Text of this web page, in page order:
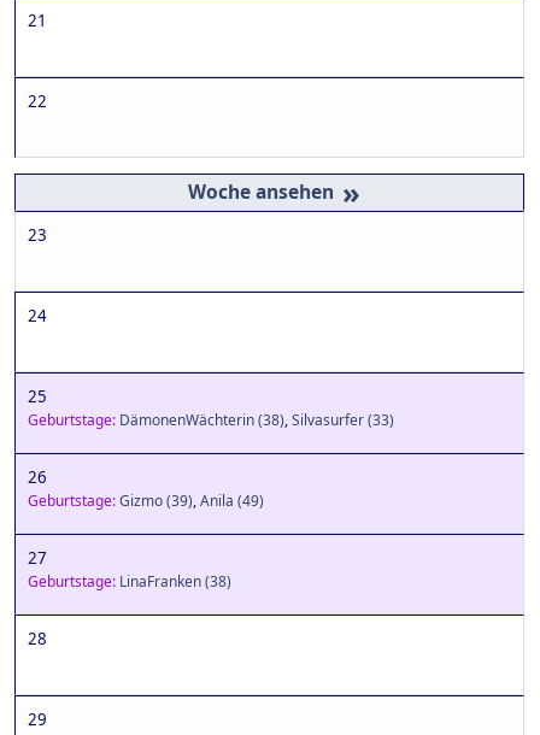
21
22
»
23
24
25
Geburtstage: DämonenWächterin(38),Silvasurfer(33)
26
Geburtstage:Gizmo(39),Anila (49)
27
Geburtstage: LinaFranken(38)
28
29